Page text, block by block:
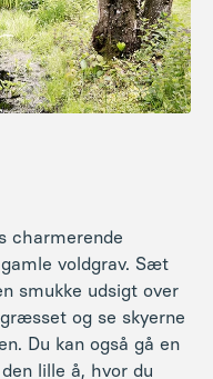
charmerende
voldgrav. Sæt
smukke udsigt over
og se skyerne
Du kan også gå en
lille å, hvor du